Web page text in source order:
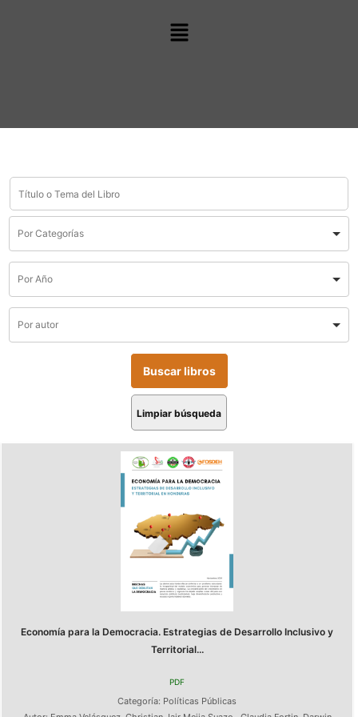
Limpiar búsqueda
Economía para la Democracia. Estrategias de Desarrollo Inclusivo y
Territorial...
PDF
Categoría: Políticas Públicas